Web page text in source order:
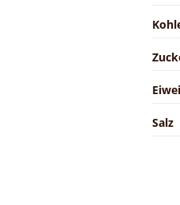
Salz